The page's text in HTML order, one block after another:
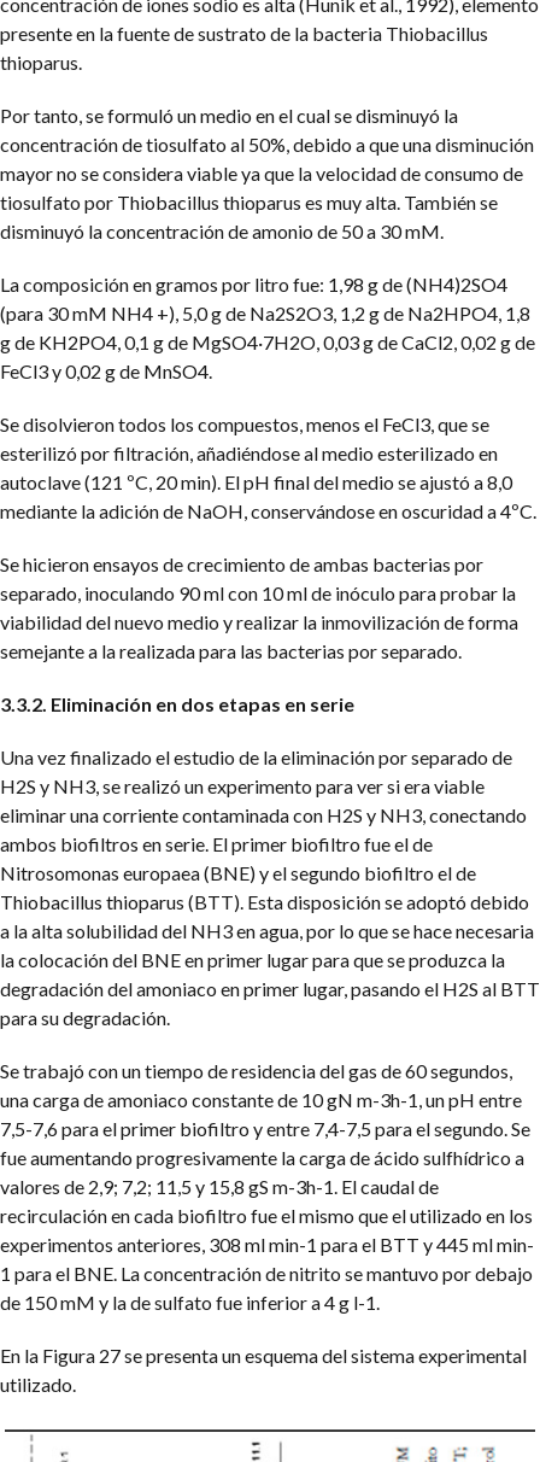
presente en la fuente de sustrato de la bacteria Thiobacillus
thioparus.
Por tanto, se formuló un medio en el cual se disminuyó la
concentración de tiosulfato al 50%, debido a que una disminución
mayor no se considera viable ya que la velocidad de consumo de
tiosulfato por Thiobacillus thioparus es muy alta. También se
disminuyó la concentración de amonio de 50 a 30 mM.
La composición en gramos por litro fue: 1,98 g de (NH4)2SO4
(para 30 mM NH4 +), 5,0 g de Na2S2O3, 1,2 g de Na2HPO4, 1,8
g de KH2PO4, 0,1 g de MgSO4·7H2O, 0,03 g de CaCl2, 0,02 g de
FeCl3 y 0,02 g de MnSO4.
Se disolvieron todos los compuestos, menos el FeCl3, que se
esterilizó por filtración, añadiéndose al medio esterilizado en
autoclave (121 ºC, 20 min). El pH final del medio se ajustó a 8,0
mediante la adición de NaOH, conservándose en oscuridad a 4ºC.
Se hicieron ensayos de crecimiento de ambas bacterias por
separado, inoculando 90 ml con 10 ml de inóculo para probar la
viabilidad del nuevo medio y realizar la inmovilización de forma
semejante a la realizada para las bacterias por separado.
3.3.2. Eliminación en dos etapas en serie
Una vez finalizado el estudio de la eliminación por separado de
H2S y NH3, se realizó un experimento para ver si era viable
eliminar una corriente contaminada con H2S y NH3, conectando
ambos biofiltros en serie. El primer biofiltro fue el de
Nitrosomonas europaea (BNE) y el segundo biofiltro el de
Thiobacillus thioparus (BTT). Esta disposición se adoptó debido
a la alta solubilidad del NH3 en agua, por lo que se hace necesaria
la colocación del BNE en primer lugar para que se produzca la
degradación del amoniaco en primer lugar, pasando el H2S al BTT
para su degradación.
Se trabajó con un tiempo de residencia del gas de 60 segundos,
una carga de amoniaco constante de 10 gN m-3h-1, un pH entre
7,5-7,6 para el primer biofiltro y entre 7,4-7,5 para el segundo. Se
fue aumentando progresivamente la carga de ácido sulfhídrico a
valores de 2,9; 7,2; 11,5 y 15,8 gS m-3h-1. El caudal de
recirculación en cada biofiltro fue el mismo que el utilizado en los
experimentos anteriores, 308 ml min-1 para el BTT y 445 ml min-
1 para el BNE. La concentración de nitrito se mantuvo por debajo
de 150 mM y la de sulfato fue inferior a 4 g l-1.
En la Figura 27 se presenta un esquema del sistema experimental
utilizado.